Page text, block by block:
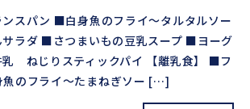
ンスパン ■白身魚のフライ～タルタルソー
ラダ ■さつまいもの豆乳スープ ■ヨーグ
ねじりスティックパイ 【離乳食】 ■フ
のフライ～たまねぎソー […]